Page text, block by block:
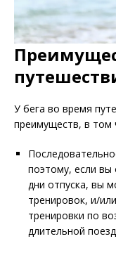
У бега во время
преимуществ, в том
поэтому, если вы
дни отпуска, вы
тренировок, и/
тренировки по
длительной